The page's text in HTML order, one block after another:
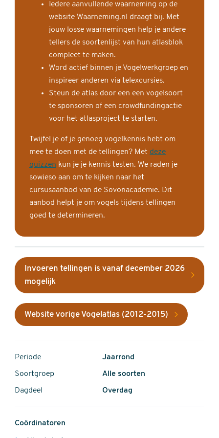
Iedere aanvullende waarneming op de
website Waarneming.nl draagt bij. Met
jouw losse waarnemingen help je andere
tellers de soortenlijst van hun atlasblok
compleet te maken.
Word actief binnen je Vogelwerkgroep en
inspireer anderen via telexcursies.
Steun de atlas door een een vogelsoort
te sponsoren of een crowdfundingactie
voor het atlasproject te starten.
Twijfel je of je genoeg vogelkennis hebt om
mee te doen met de tellingen? Met deze
quizzen kun je je kennis testen. We raden je
sowieso aan om te kijken naar het
cursusaanbod van de Sovonacademie. Dit
aanbod helpt je om vogels tijdens tellingen
goed te determineren.
Invoeren tellingen is vanaf december 2026
mogelijk
Website vorige Vogelatlas (2012-2015)
Periode Jaarrond
Soortgroep Alle soorten
Dagdeel Overdag
Coördinatoren